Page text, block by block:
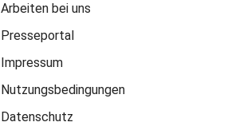
Arbeiten bei uns
Presseportal
Impressum
Nutzungsbedingungen
Datenschutz